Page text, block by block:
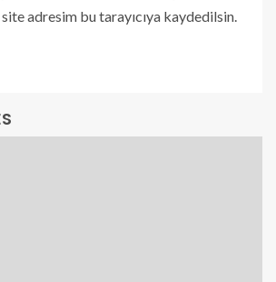
adresim bu tarayıcıya kaydedilsin.